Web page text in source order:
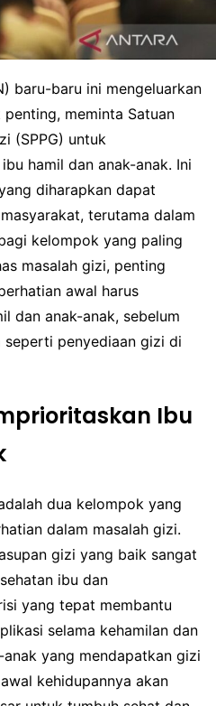
baru-baru ini mengeluarkan
meminta Satuan
(SPPG) untuk
hamil dan anak-anak. Ini
diharapkan dapat
terutama dalam
kelompok yang paling
masalah gizi, penting
awal harus
dan anak-anak, sebelum
seperti penyediaan gizi di
Ibu
dua kelompok yang
dalam masalah gizi.
gizi yang baik sangat
ibu dan
yang tepat membantu
selama kehamilan dan
yang mendapatkan gizi
kehidupannya akan